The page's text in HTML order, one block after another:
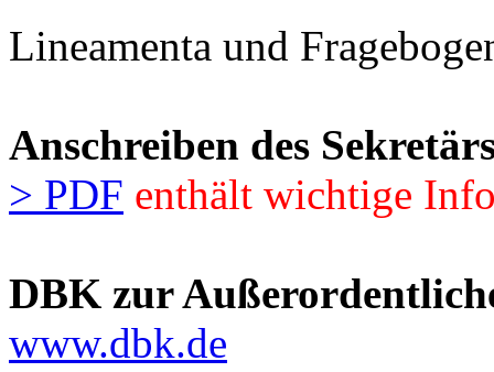
Lineamenta und
Anschreiben des
> PDF enthält wichtige
DBK zur
www.dbk.de